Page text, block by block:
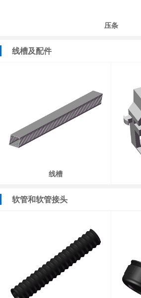
压条
线槽及配件
线槽
软管和软管接头